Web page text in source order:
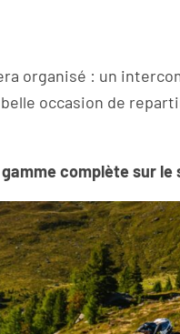
organisé : un
occasion de
gamme complète sur